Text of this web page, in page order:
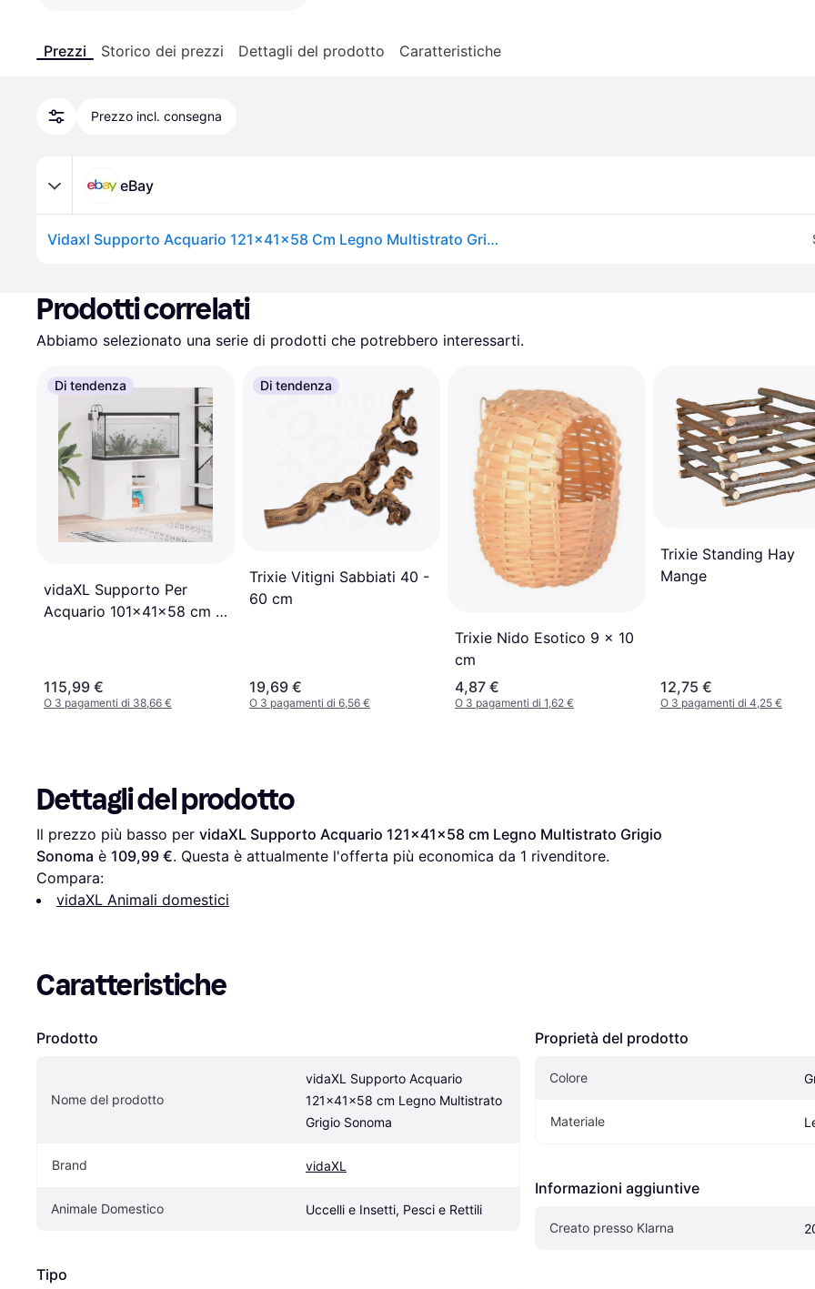
Prezzi Storico dei prezzi Dettagli del prodotto Caratteristiche
Prezzo incl. consegna
eBay
Vidaxl Supporto Acquario 121x41x58 Cm Legno Multistrato Grigio Sonoma
Prodotti correlati
Abbiamo selezionato una serie di prodotti che potrebbero interessarti.
Di tendenza
vidaXL Supporto Per
Acquario 101x41x58 cm In
115,99 €
O 3 pagamenti di 38,66 €
Di tendenza
Trixie Vitigni Sabbiati 40 -
60 cm
19,69 €
O 3 pagamenti di 6,56 €
Trixie Nido Esotico 9 x 10
cm
4,87 €
O 3 pagamenti di 1,62 €
Trixie Standing Hay
Mange
12,75 €
O 3 pagamenti di 4,25 €
Dettagli del prodotto
Il prezzo più basso per vidaXL Supporto Acquario 121x41x58 cm Legno Multistrato Grigio
Sonoma è 109,99 €. Questa è attualmente l'offerta più economica da 1 rivenditore.
Compara:
vidaXL Animali domestici
Caratteristiche
Prodotto
Nome del prodotto
vidaXL Supporto Acquario
121x41x58 cm Legno Multistrato
Grigio Sonoma
Brand vidaXL
Animale Domestico Uccelli e Insetti, Pesci e Rettili
Tipo
Proprietà del prodotto
Colore
Materiale
Informazioni aggiuntive
Creato presso Klarna